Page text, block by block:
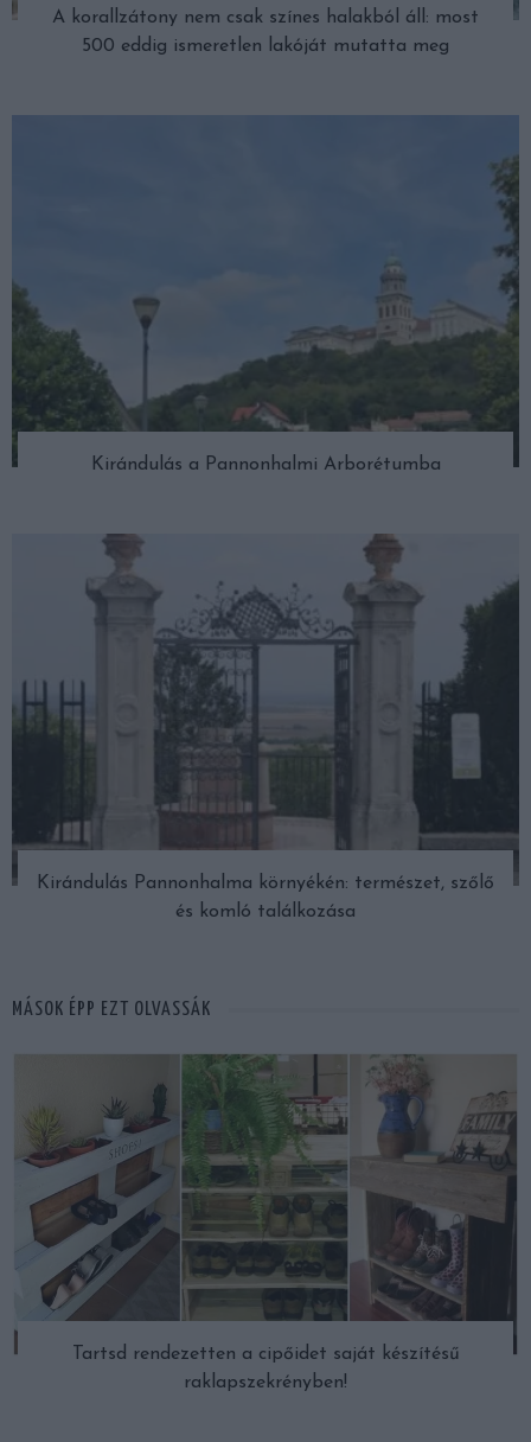
A korallzátony nem csak színes halakból áll: most
500 eddig ismeretlen lakóját mutatta meg
Kirándulás a Pannonhalmi Arborétumba
Kirándulás Pannonhalma környékén: természet, szőlő
és komló találkozása
MÁSOK ÉPP EZT OLVASSÁK
Tartsd rendezetten a cipőidet saját készítésű
raklapszekrényben!